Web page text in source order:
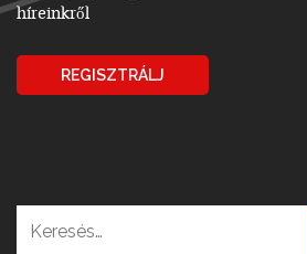
híreinkről
REGISZTRÁLJ